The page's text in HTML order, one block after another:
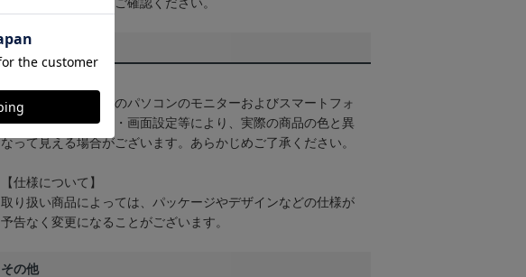
商品について
商品画像は、お使いのパソコンのモニターおよびスマートフォ
ンのメーカー・機種・画面設定等により、実際の商品の色と異
なって見える場合がございます。あらかじめご了承ください。
【仕様について】
取り扱い商品によっては、パッケージやデザインなどの仕様が
予告なく変更になることがございます。
その他